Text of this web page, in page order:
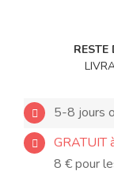
RESTE
5-8 jours
GRATUIT
8 € pour